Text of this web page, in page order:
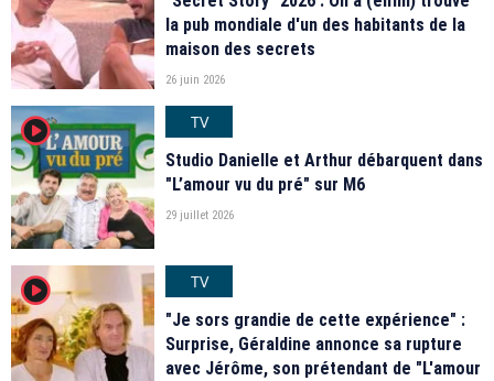
la pub mondiale d'un des habitants de la
maison des secrets
26 juin 2026
player2
TV
Studio Danielle et Arthur débarquent dans
"L’amour vu du pré" sur M6
29 juillet 2026
player2
TV
"Je sors grandie de cette expérience" :
Surprise, Géraldine annonce sa rupture
avec Jérôme, son prétendant de "L'amour